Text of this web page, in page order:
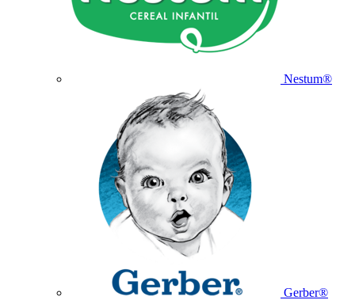
Nestum®
Gerber®